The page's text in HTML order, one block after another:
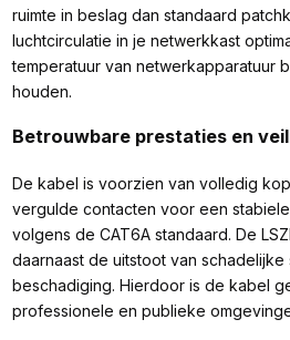
ruimte in beslag dan standaard
luchtcirculatie in je netwerkkast
temperatuur van netwerkapparatuur
houden.
Betrouwbare prestaties en
De kabel is voorzien van volledig
vergulde contacten voor een
volgens de CAT6A standaard. De
daarnaast de uitstoot van
beschadiging. Hierdoor is de kabel
professionele en publieke